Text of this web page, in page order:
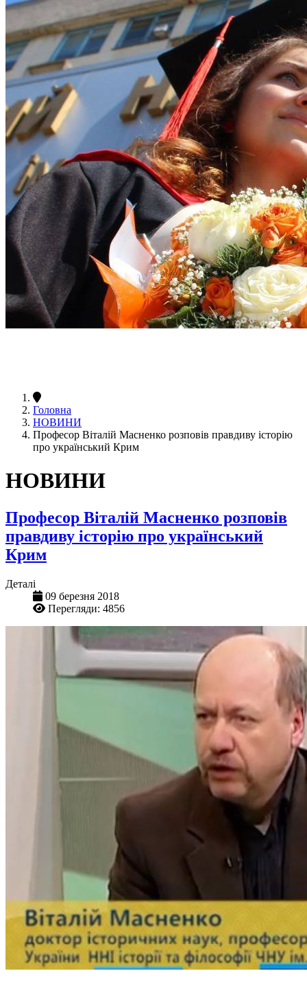
Головна
НОВИНИ
Професор Віталій Масненко розповів правдиву історію
про український Крим
НОВИНИ
Професор Віталій Масненко розповів
правдиву історію про український
Крим
Деталі
09 березня 2018
Перегляди: 4856